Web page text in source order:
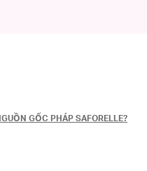
GỐC PHÁP SAFORELLE?